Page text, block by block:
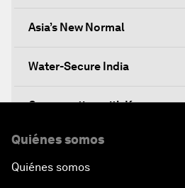
Asia’s New Normal
Water-Secure India
Conversation with Karan
Leadership on the Paris
Quiénes somos
Quiénes somos